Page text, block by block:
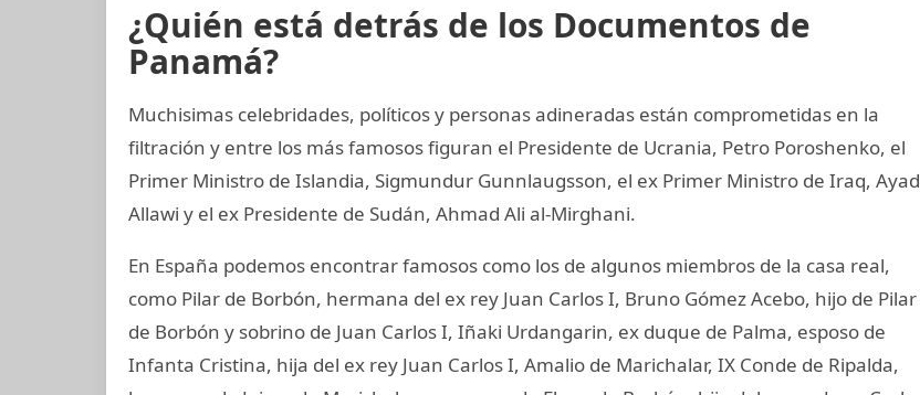
¿Quién está detrás de los Documentos de
Panamá?
Muchisimas celebridades, políticos y personas adineradas están comprometidas en la
filtración y entre los más famosos figuran el Presidente de Ucrania, Petro Poroshenko, el
Primer Ministro de Islandia, Sigmundur Gunnlaugsson, el ex Primer Ministro de Iraq, Ayad
Allawi y el ex Presidente de Sudán, Ahmad Ali al-Mirghani.
En España podemos encontrar famosos como los de algunos miembros de la casa real,
como Pilar de Borbón, hermana del ex rey Juan Carlos I, Bruno Gómez Acebo, hijo de Pilar
de Borbón y sobrino de Juan Carlos I, Iñaki Urdangarin, ex duque de Palma, esposo de
Infanta Cristina, hija del ex rey Juan Carlos I, Amalio de Marichalar, IX Conde de Ripalda,